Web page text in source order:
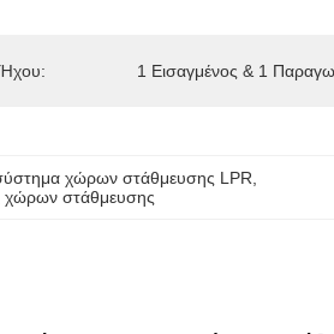
1 Εισαγμένος & 1
χώρων στάθμευσης LPR
χώρων στάθμευσης